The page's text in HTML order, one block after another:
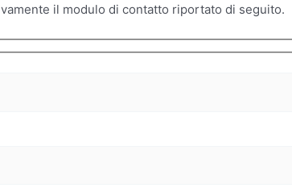
il modulo di contatto riportato di seguito.